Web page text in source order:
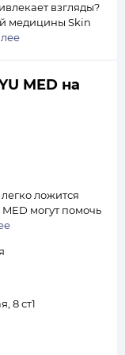
взгляды?
медицины Skin
MED на
ложится
могут помочь
8 ст1